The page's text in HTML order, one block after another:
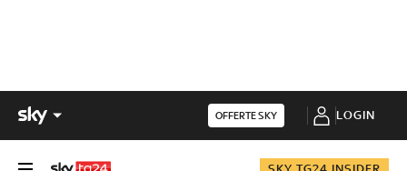
OFFERTE SKY LOGIN